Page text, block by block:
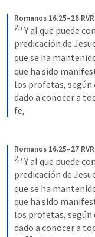
Romanos 16.25–26
25 Y al que puede
predicación de
que se ha
que ha sido
los profetas, según
dado a conocer a
fe,
Romanos 16.25–27
25 Y al que puede
predicación de
que se ha
que ha sido
los profetas, según
dado a conocer a